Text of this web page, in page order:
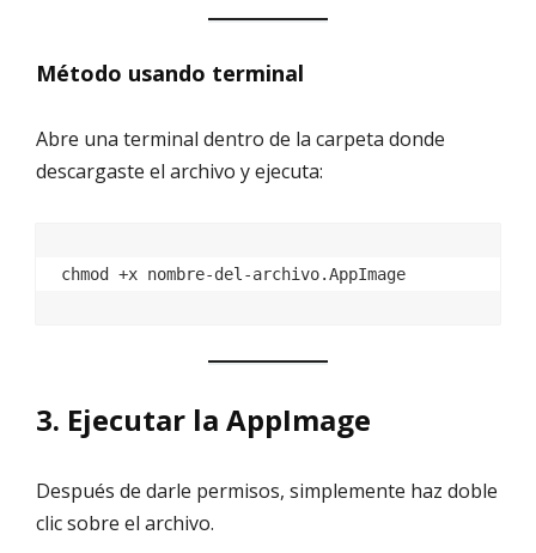
Método usando terminal
Abre una terminal dentro de la carpeta donde
descargaste el archivo y ejecuta:
3. Ejecutar la AppImage
Después de darle permisos, simplemente haz doble
clic sobre el archivo.